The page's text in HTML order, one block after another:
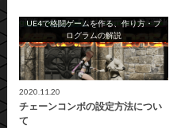
UE4で格闘ゲームを作る、作り方・プ
ログラムの解説
2020.11.20
チェーンコンボの設定方法につい
て